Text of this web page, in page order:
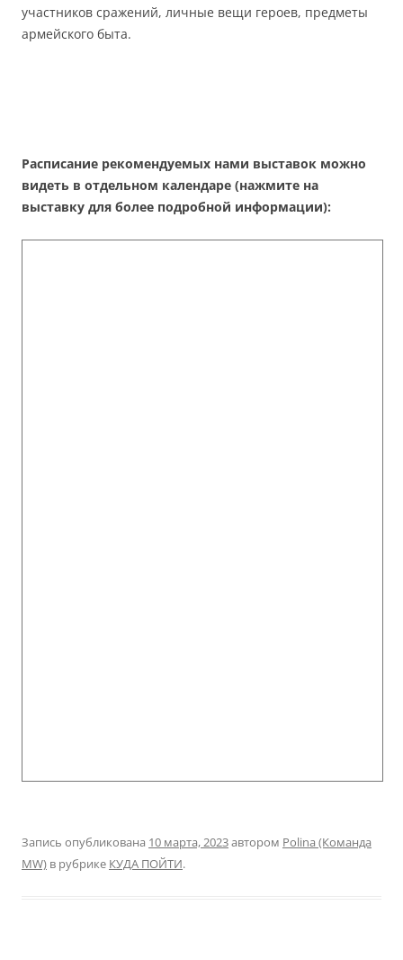
участников сражений, личные вещи героев, предметы
армейского быта.
Расписание рекомендуемых нами выставок можно
видеть в отдельном календаре (нажмите на
выставку для более подробной информации):
Запись опубликована 10 марта, 2023автором Polina (Команда
MW) в рубрике КУДА ПОЙТИ.